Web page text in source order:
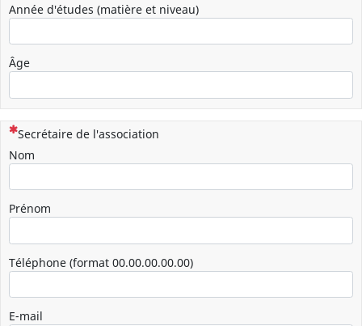
Année d'études (matière et niveau)
Âge
(Cette question est obligatoire)
Secrétaire de l'association
Nom
Prénom
Téléphone (format 00.00.00.00.00)
E-mail